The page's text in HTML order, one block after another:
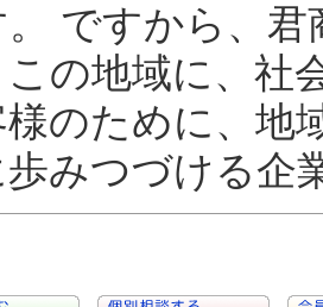
。 ですから、
この地域に、社
様のために、地
みつづける企